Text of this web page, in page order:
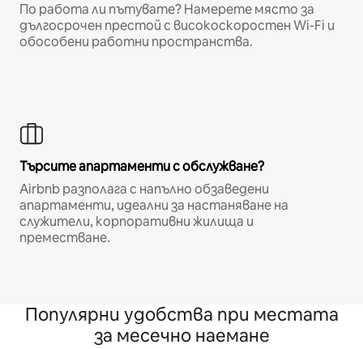
По работа ли пътувате? Намерете място за
дългосрочен престой с високоскоростен Wi-Fi и
обособени работни пространства.
Търсите апартаменти с обслужване?
Airbnb разполага с напълно обзаведени
апартаменти, идеални за настаняване на
служители, корпоративни жилища и
преместване.
Популярни удобства при местата
за месечно наемане